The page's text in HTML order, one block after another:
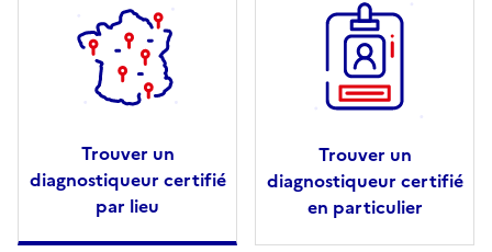
Trouver un
diagnostiqueur certifié
par lieu
Trouver un
diagnostiqueur certifié
en particulier